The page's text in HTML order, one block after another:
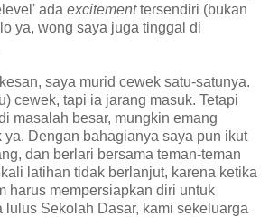
ada excitementtersendiri (bukan
ya, wong saya juga tinggal di
saya murid cewek satu-satunya.
cewek, tapi ia jarang masuk. Tetapi
masalah besar, mungkin emang
ya. Dengan bahagianya saya pun ikut
dan berlari bersama teman-teman
latihan tidak berlanjut, karena ketika
harus mempersiapkan diri untuk
lulus Sekolah Dasar, kami sekeluarga